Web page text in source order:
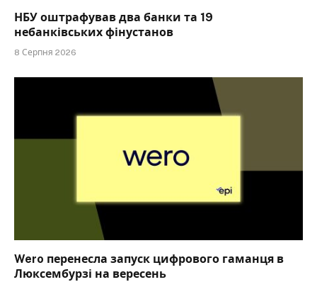
НБУ оштрафував два банки та 19
небанківських фінустанов
8 Серпня 2026
Wero перенесла запуск цифрового гаманця в
Люксембурзі на вересень